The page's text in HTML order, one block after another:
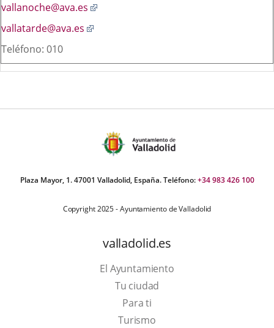
vallanoche@ava.es
externa.
vallatarde@ava.es
aplicación
Teléfono: 010
Plaza Mayor, 1. 47001 Valladolid, España. Teléfono:+34 983 426 100
Copyright 2025 - Ayuntamiento de Valladolid
valladolid.es
El Ayuntamiento
Tu ciudad
Para ti
TurismoEste